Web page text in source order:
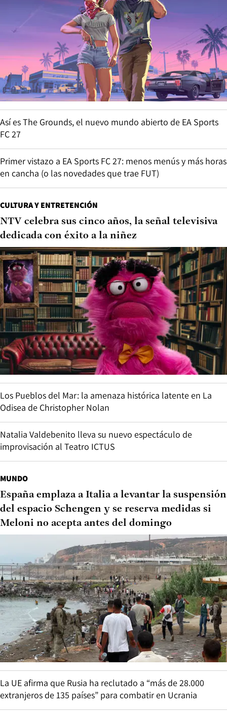
Así es The Grounds, el nuevo mundo abierto de EA Sports
FC 27
Primer vistazo a EA Sports FC 27: menos menús y más horas
en cancha (o las novedades que trae FUT)
CULTURA Y ENTRETENCIÓN
NTV celebra sus cinco años, la señal televisiva
dedicada con éxito a la niñez
Los Pueblos del Mar: la amenaza histórica latente en La
Odisea de Christopher Nolan
Natalia Valdebenito lleva su nuevo espectáculo de
improvisación al Teatro ICTUS
MUNDO
España emplaza a Italia a levantar la suspensión
del espacio Schengen y se reserva medidas si
Meloni no acepta antes del domingo
La UE afirma que Rusia ha reclutado a “más de 28.000
extranjeros de 135 países” para combatir en Ucrania